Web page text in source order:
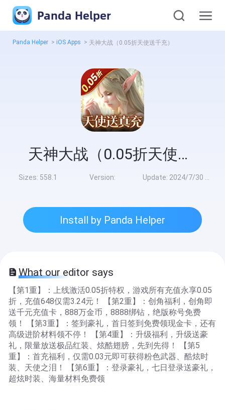
Panda Helper
Panda Helper > iOS Apps > 天神大战（0.05折天使送千充）
天神大战（0.05折天使送千充）
Sizes: 558.1 Version: Update: 2024/7/30 8:00:00
Install by Panda Helper
What our editor says
【第1重】：上线激活0.05折特权，游戏所有充值永享0.05
折，充值648仅需3.24元！ 【第2重】：创角福利，创角即
送千元充值卡，888万金币，8888绑钻，绝版称号免费
领！ 【第3重】：签到豪礼，首日签到免费领现金卡，还有
高级进阶材料领不停！ 【第4重】：升级福利，升级送豪
礼，限量放送极品红装、炫酷翅膀，先到先得！ 【第5
重】：首充福利，仅需0.03元即可获得粉色武器、酷炫时
装、天使之泪！ 【第6重】：登录豪礼，七日登录送豪礼，
超炫时装、海量材料免费领